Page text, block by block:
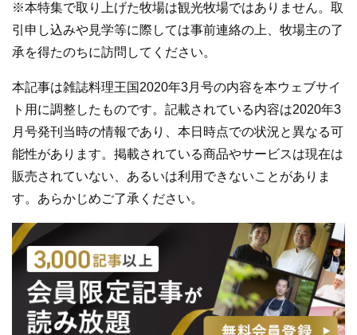
※本特集で取り上げた牧場は観光牧場ではありません。取
引申し込みや見学等に際しては事前連絡の上、牧場主の了
承を得たのちに訪問してください。
本記事は雑誌料理王国2020年3月号の内容を本ウェブサイ
ト用に調整したものです。記載されている内容は2020年3
月号発刊当時の情報であり、本日時点での状況と異なる可
能性があります。掲載されている商品やサービスは現在は
販売されていない、あるいは利用できないことがありま
す。あらかじめご了承ください。